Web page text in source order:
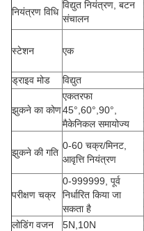
नियंत्रण विधि
विद्युत नियंत्रण, बटन
संचालन
स्टेशन एक
ड्राइव मोड
विद्युत
झुकने का कोण
एकतरफा
45°,60°,90°,
मैकेनिकल समायोज्य
झुकने की गति
0-60 चक्र/मिनट,
आवृत्ति नियंत्रण
परीक्षण चक्र
0-999999, पूर्व
निर्धारित किया जा
सकता है
लोडिंग वजन
5N,10N